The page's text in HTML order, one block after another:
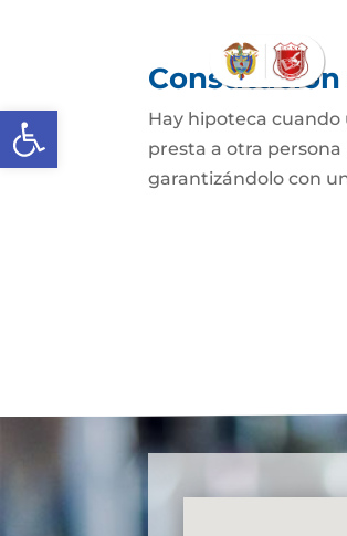
Abrir barra de herramientas
Hay hipoteca cuando
presta a otra
garantizándolo con